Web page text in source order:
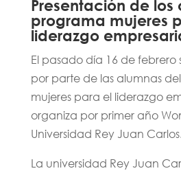
Presentación de los
programa mujeres
liderazgo
El pasado día 16 de febrero
por parte de las alumnas
mujeres para el liderazgo
organiza por primer año
Universidad Rey Juan
La universidad Rey Juan